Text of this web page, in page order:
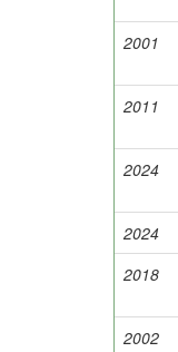
2001
2011
2024
2024
2018
2002